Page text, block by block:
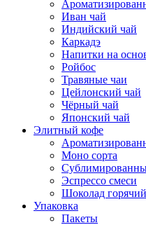
Иван чай
Индийский чай
Каркадэ
Напитки на
Ройбос
Травяные чаи
Цейлонский чай
Чёрный чай
Японский чай
Элитный кофе
Моно сорта
Эспрессо смеси
Шоколад горячий
Упаковка
Пакеты